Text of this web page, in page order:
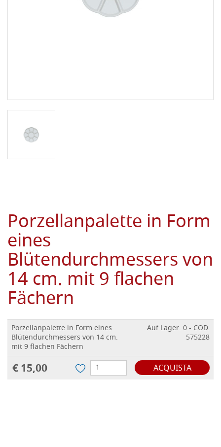
Porzellanpalette in Form
eines
Blütendurchmessers von
14 cm. mit 9 flachen
Fächern
Porzellanpalette in Form eines
Blütendurchmessers von 14 cm.
mit 9 flachen Fächern
Auf Lager: 0 - COD.
575228
€ 15,00 ACQUISTA